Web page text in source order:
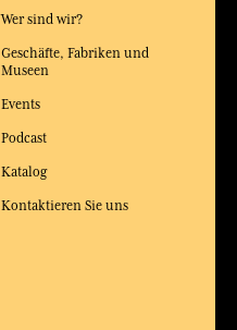
Wer sind wir?
Geschäfte, Fabriken und
Museen
Events
Podcast
Katalog
Kontaktieren Sie uns